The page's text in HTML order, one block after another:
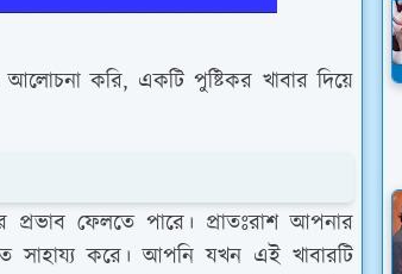
করি, একটি পুষ্টিকর খাবার দিয়ে
ফেলতে পারে। প্রাতঃরাশ আপনার
সাহায্য করে। আপনি যখন এই খাবারটি